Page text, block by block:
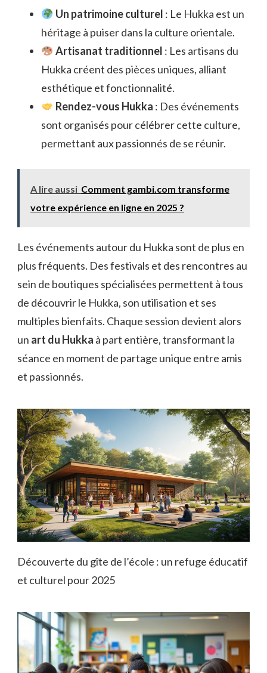
Un patrimoine culturel : Le Hukka est un
héritage à puiser dans la culture orientale.
Artisanat traditionnel : Les artisans du
Hukka créent des pièces uniques, alliant
esthétique et fonctionnalité.
Rendez-vous Hukka : Des événements
sont organisés pour célébrer cette culture,
permettant aux passionnés de se réunir.
A lire aussi Comment gambi.com transforme
votre expérience en ligne en 2025 ?
Les événements autour du Hukka sont de plus en
plus fréquents. Des festivals et des rencontres au
sein de boutiques spécialisées permettent à tous
de découvrir le Hukka, son utilisation et ses
multiples bienfaits. Chaque session devient alors
un art du Hukka à part entière, transformant la
séance en moment de partage unique entre amis
et passionnés.
Découverte du gîte de l’école : un refuge éducatif
et culturel pour 2025